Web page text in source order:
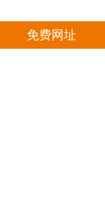
免费网址